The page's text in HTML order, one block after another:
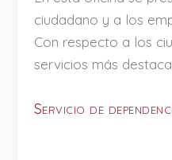
ciudadano y a los
Con respecto a los
servicios más
Servicio de